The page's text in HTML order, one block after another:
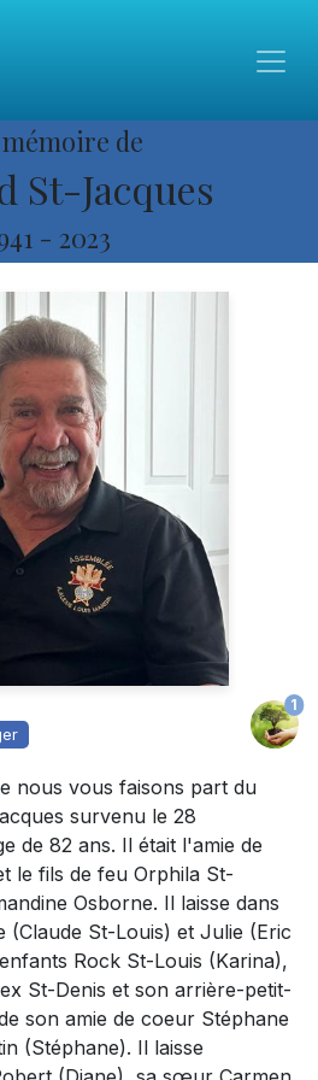
de
St-Jacques
- 2023
1
nous vous faisons part du
survenu le 28
de 82 ans. Il était l'amie de
le fils de feu Orphila St-
Osborne. Il laisse dans
(Claude St-Louis) et Julie (Eric
Rock St-Louis (Karina),
St-Denis et son arrière-petit-
son amie de coeur Stéphane
(Stéphane). Il laisse